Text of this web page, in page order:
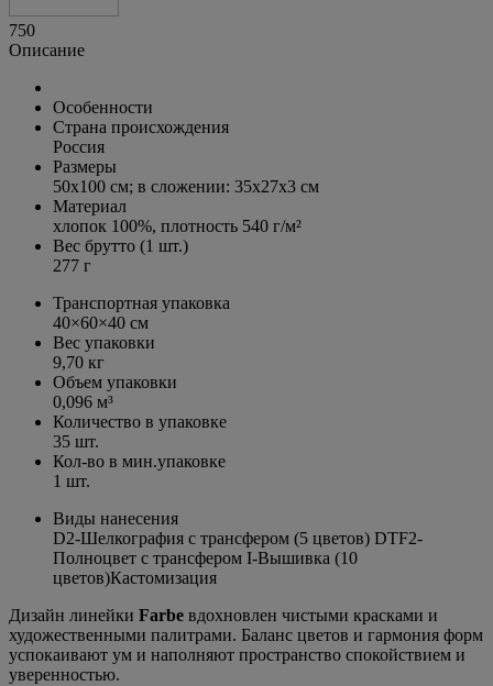
750
Описание
Особенности
Страна происхождения
Россия
Размеры
50х100 см; в сложении: 35х27х3 см
Материал
хлопок 100%, плотность 540 г/м²
Вес брутто (1 шт.)
277 г
Транспортная упаковка
40×60×40 см
Вес упаковки
9,70 кг
Объем упаковки
0,096 м³
Количество в упаковке
35 шт.
Кол-во в мин.упаковке
1 шт.
Виды нанесения
D2-Шелкография с трансфером (5 цветов) DTF2-
Полноцвет с трансфером I-Вышивка (10
цветов)Кастомизация
Дизайн линейки Farbe вдохновлен чистыми красками и
художественными палитрами. Баланс цветов и гармония форм
успокаивают ум и наполняют пространство спокойствием и
уверенностью.